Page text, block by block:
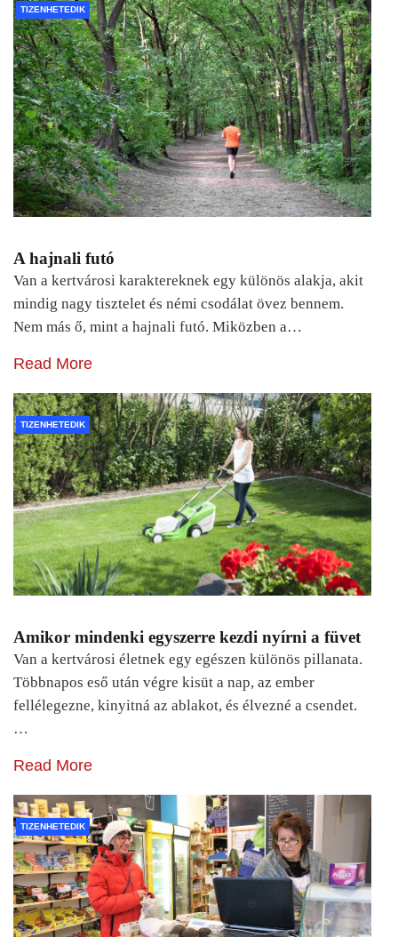
TIZENHETEDIK
A hajnali futó
Van a kertvárosi karaktereknek egy különös alakja, akit
mindig nagy tisztelet és némi csodálat övez bennem.
Nem más ő, mint a hajnali futó. Miközben a…
Read More
TIZENHETEDIK
Amikor mindenki egyszerre kezdi nyírni a füvet
Van a kertvárosi életnek egy egészen különös pillanata.
Többnapos eső után végre kisüt a nap, az ember
fellélegezne, kinyitná az ablakot, és élvezné a csendet.
…
Read More
TIZENHETEDIK